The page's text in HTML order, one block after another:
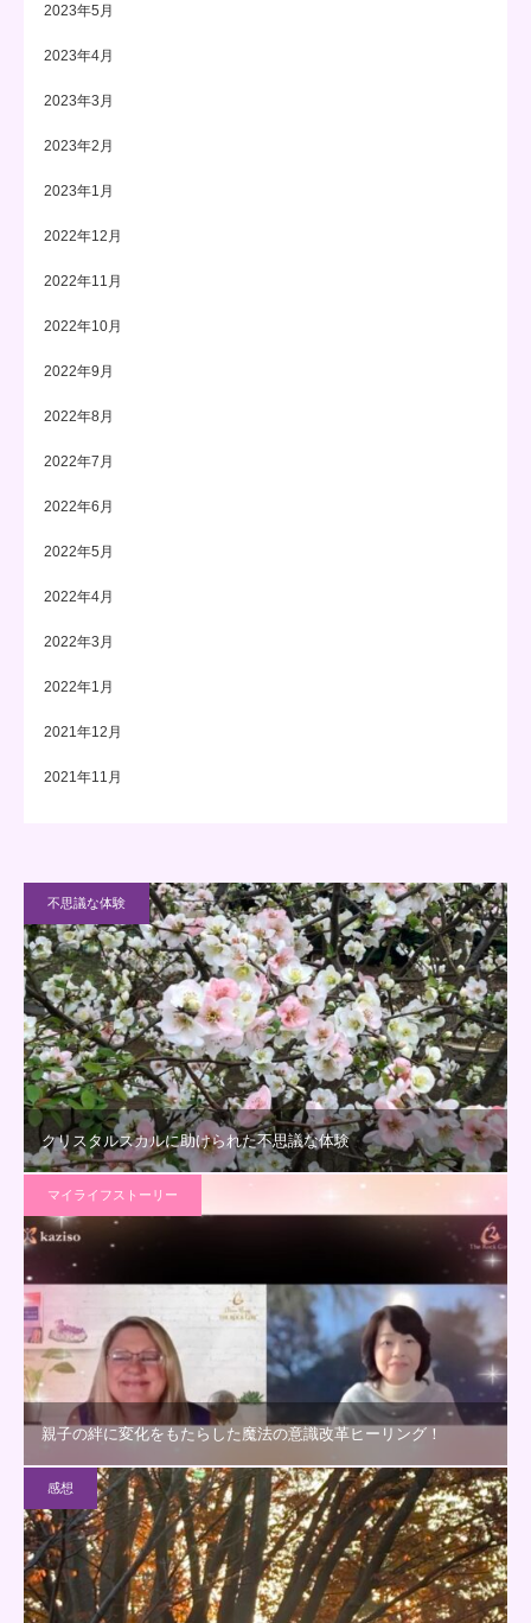
2023年5月
2023年4月
2023年3月
2023年2月
2023年1月
2022年12月
2022年11月
2022年10月
2022年9月
2022年8月
2022年7月
2022年6月
2022年5月
2022年4月
2022年3月
2022年1月
2021年12月
2021年11月
不思議な体験
クリスタルスカルに助けられた不思議な体験
マイライフストーリー
親子の絆に変化をもたらした魔法の意識改革ヒーリング！
感想